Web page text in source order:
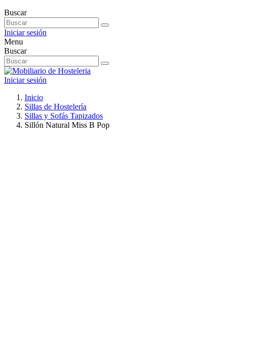
Buscar
Iniciar sesión
Menu
Buscar
Iniciar sesión
Inicio
Sillas de Hostelería
Sillas y Sofás Tapizados
Sillón Natural Miss B Pop